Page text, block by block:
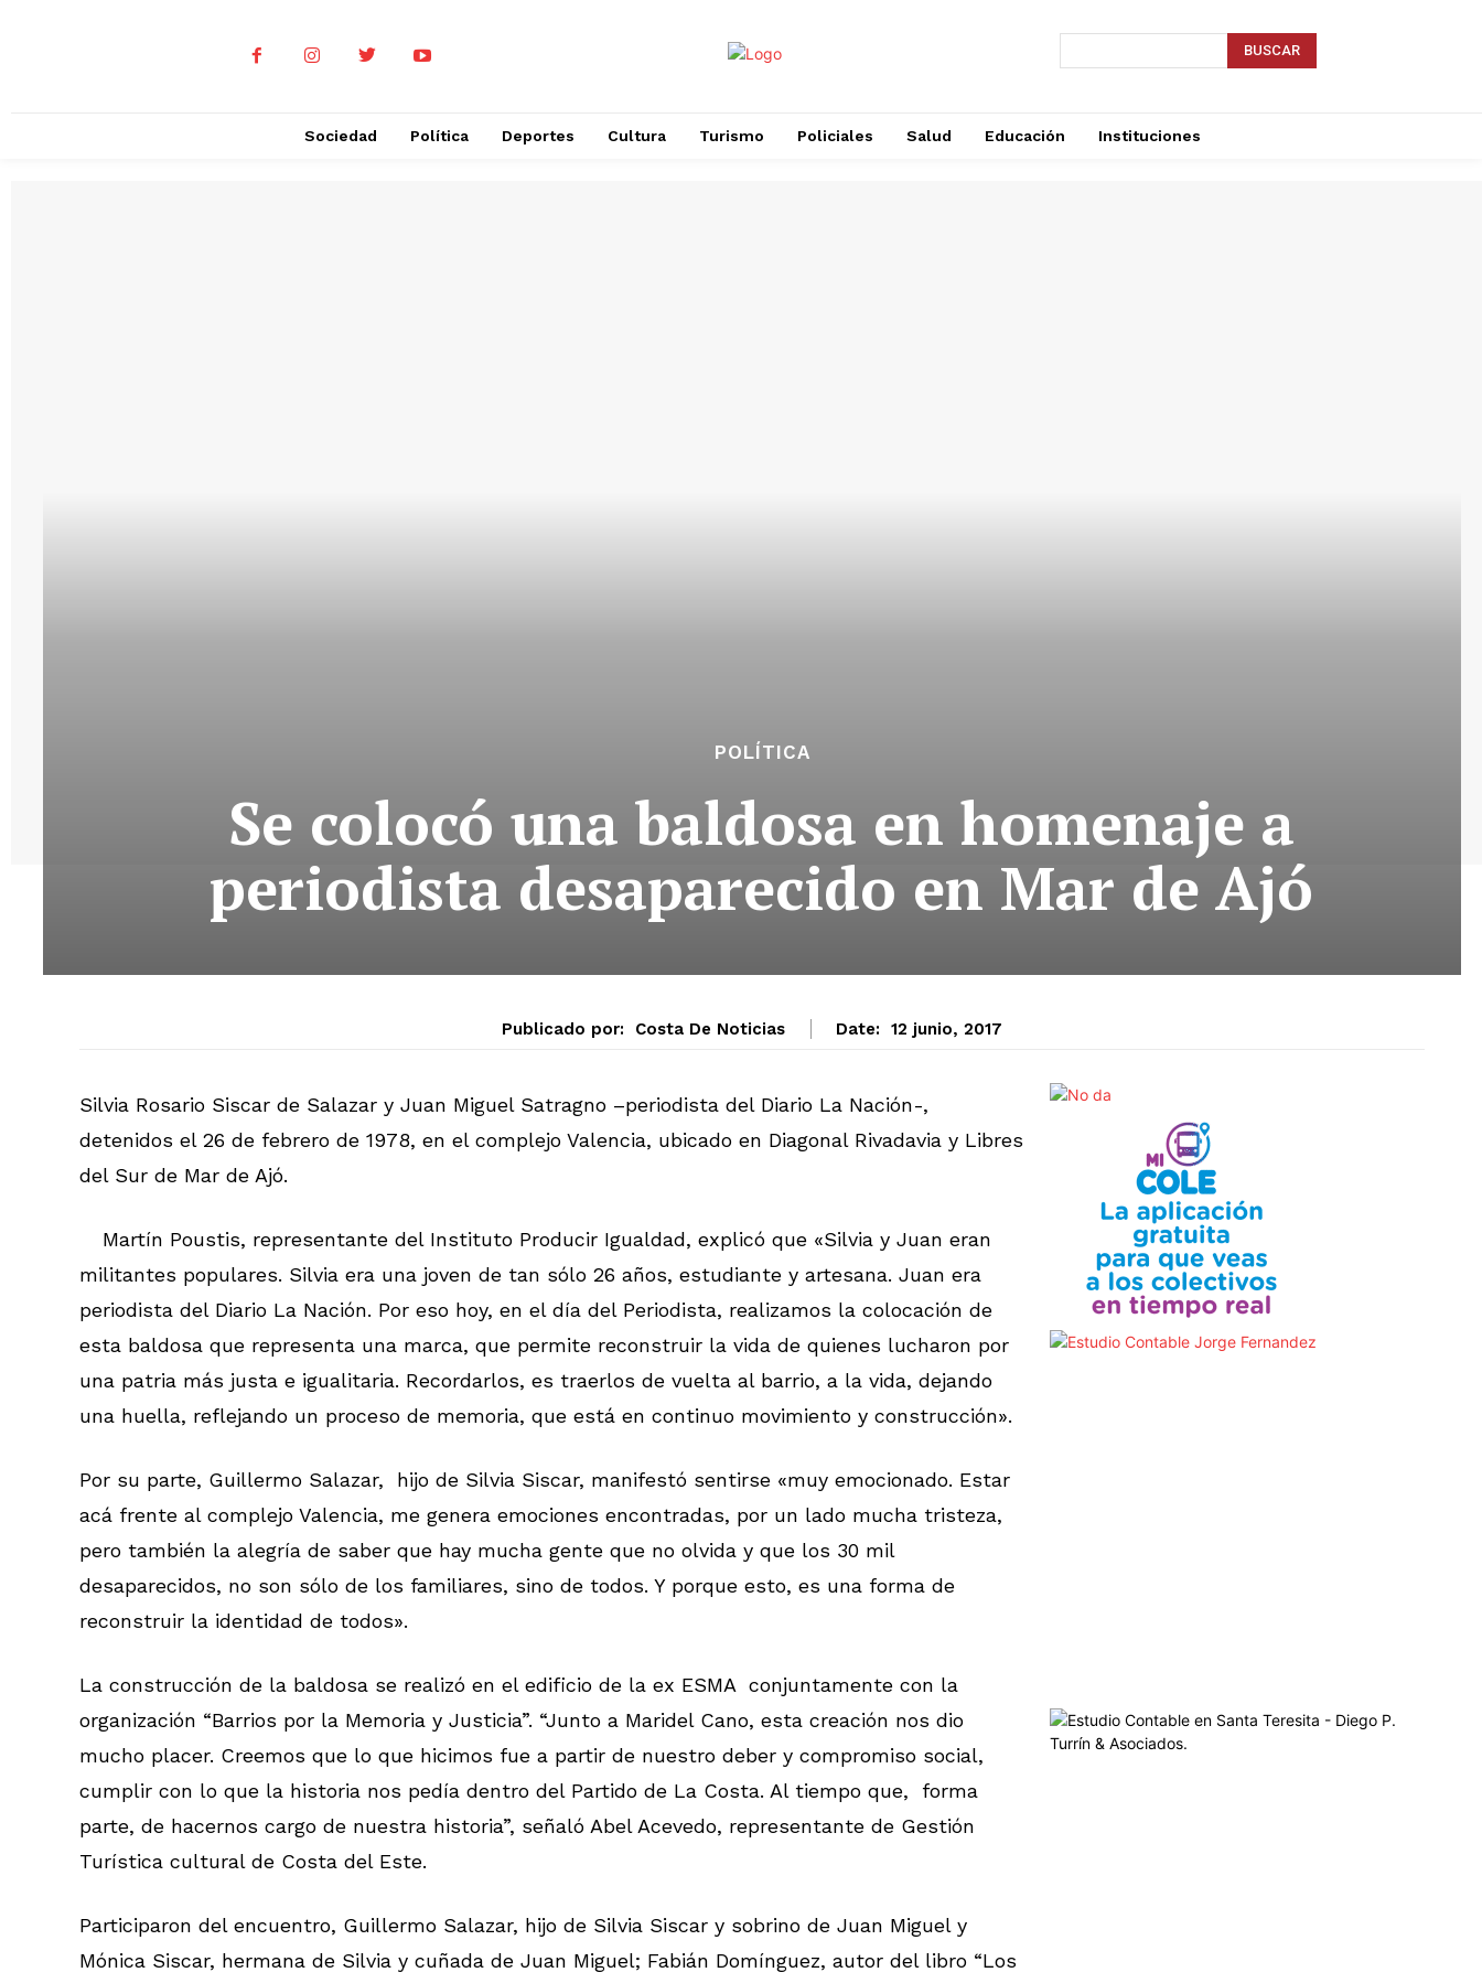
BUSCAR
Sociedad Política Deportes Cultura Turismo Policiales Salud Educación Instituciones
POLÍTICA
Se colocó una baldosa en homenaje a
periodista desaparecido en Mar de Ajó
Publicado por: Costa De Noticias Date: 12 junio, 2017
Silvia Rosario Siscar de Salazar y Juan Miguel Satragno –periodista del Diario La Nación-,
detenidos el 26 de febrero de 1978, en el complejo Valencia, ubicado en Diagonal Rivadavia y Libres
del Sur de Mar de Ajó.
Martín Poustis, representante del Instituto Producir Igualdad, explicó que «Silvia y Juan eran
militantes populares. Silvia era una joven de tan sólo 26 años, estudiante y artesana. Juan era
periodista del Diario La Nación. Por eso hoy, en el día del Periodista, realizamos la colocación de
esta baldosa que representa una marca, que permite reconstruir la vida de quienes lucharon por
una patria más justa e igualitaria. Recordarlos, es traerlos de vuelta al barrio, a la vida, dejando
una huella, reflejando un proceso de memoria, que está en continuo movimiento y construcción».
Por su parte, Guillermo Salazar, hijo de Silvia Siscar, manifestó sentirse «muy emocionado. Estar
acá frente al complejo Valencia, me genera emociones encontradas, por un lado mucha tristeza,
pero también la alegría de saber que hay mucha gente que no olvida y que los 30 mil
desaparecidos, no son sólo de los familiares, sino de todos. Y porque esto, es una forma de
reconstruir la identidad de todos».
La construcción de la baldosa se realizó en el edificio de la ex ESMA conjuntamente con la
organización “Barrios por la Memoria y Justicia”. “Junto a Maridel Cano, esta creación nos dio
mucho placer. Creemos que lo que hicimos fue a partir de nuestro deber y compromiso social,
cumplir con lo que la historia nos pedía dentro del Partido de La Costa. Al tiempo que, forma
parte, de hacernos cargo de nuestra historia”, señaló Abel Acevedo, representante de Gestión
Turística cultural de Costa del Este.
Participaron del encuentro, Guillermo Salazar, hijo de Silvia Siscar y sobrino de Juan Miguel y
Mónica Siscar, hermana de Silvia y cuñada de Juan Miguel; Fabián Domínguez, autor del libro “Los